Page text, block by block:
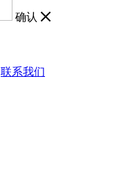
确认
联系我们